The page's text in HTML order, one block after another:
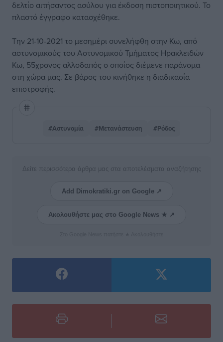
δελτίο αιτήσαντος ασύλου για έκδοση πιστοποιητικού. Το
πλαστό έγγραφο κατασχέθηκε.
Την 21-10-2021 το μεσημέρι συνελήφθη στην Κω, από
αστυνομικούς του Αστυνομικού Τμήματος Ηρακλειδών
Κω, 55χρονος αλλοδαπός ο οποίος διέμενε παράνομα
στη χώρα μας. Σε βάρος του κινήθηκε η διαδικασία
επιστροφής.
#Αστυνομία #Μετανάστευση #Ρόδος
Δείτε περισσότερα άρθρα μας στα αποτελέσματα αναζήτησης
Add Dimokratiki.gr on Google ↗
Ακολουθήστε μας στο Google News ★ ↗